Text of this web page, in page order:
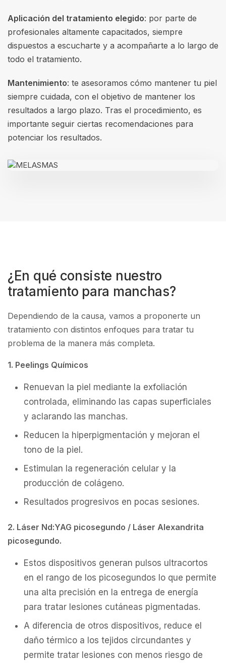
Aplicación del tratamiento elegido: por parte de
profesionales altamente capacitados, siempre
dispuestos a escucharte y a acompañarte a lo largo de
todo el tratamiento.
Mantenimiento: te asesoramos cómo mantener tu piel
siempre cuidada, con el objetivo de mantener los
resultados a largo plazo. Tras el procedimiento, es
importante seguir ciertas recomendaciones para
potenciar los resultados.
¿En qué consiste nuestro
tratamiento para manchas?
Dependiendo de la causa, vamos a proponerte un
tratamiento con distintos enfoques para tratar tu
problema de la manera más completa.
1. Peelings Químicos
Renuevan la piel mediante la exfoliación
controlada, eliminando las capas superficiales
y aclarando las manchas.
Reducen la hiperpigmentación y mejoran el
tono de la piel.
Estimulan la regeneración celular y la
producción de colágeno.
Resultados progresivos en pocas sesiones.
2. Láser Nd:YAG picosegundo / Láser Alexandrita
picosegundo.
Estos dispositivos generan pulsos ultracortos
en el rango de los picosegundos lo que permite
una alta precisión en la entrega de energía
para tratar lesiones cutáneas pigmentadas.
A diferencia de otros dispositivos, reduce el
daño térmico a los tejidos circundantes y
permite tratar lesiones con menos riesgo de